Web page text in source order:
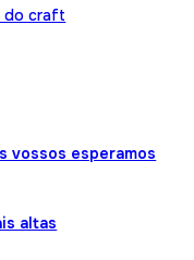
do craft
vossos esperamos
altas